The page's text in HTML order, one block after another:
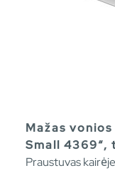
Mažas
Small 4369“,
Praustuvas